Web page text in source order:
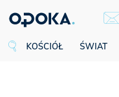
KOŚCIÓŁ ŚWIAT